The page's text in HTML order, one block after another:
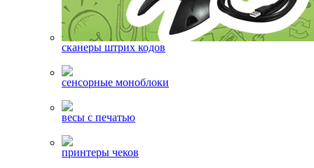
сканеры штрих кодов
сенсорные моноблоки
весы с печатью
принтеры чеков